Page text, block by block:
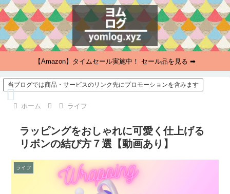
【Amazon】タイムセール実施中！ セール品を見る ➡
当ブログでは商品・サービスのリンク先にプロモーションを含みます
ホーム ライフ
ラッピングをおしゃれに可愛く仕上げる
リボンの結び方７選【動画あり】
ライフ